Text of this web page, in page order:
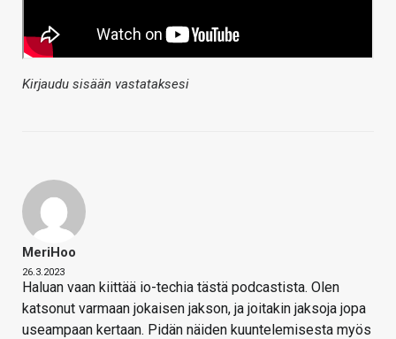
Kirjaudu sisään vastataksesi
MeriHoo
26.3.2023
Haluan vaan kiittää io-techia tästä podcastista. Olen
katsonut varmaan jokaisen jakson, ja joitakin jaksoja jopa
useampaan kertaan. Pidän näiden kuuntelemisesta myös